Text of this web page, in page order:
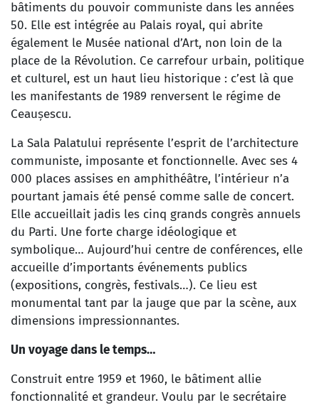
bâtiments du pouvoir communiste dans les années
50. Elle est intégrée au Palais royal, qui abrite
également le Musée national d’Art, non loin de la
place de la Révolution. Ce carrefour urbain, politique
et culturel, est un haut lieu historique : c’est là que
les manifestants de 1989 renversent le régime de
Ceaușescu.
La Sala Palatului représente l’esprit de l’architecture
communiste, imposante et fonctionnelle. Avec ses 4
000 places assises en amphithéâtre, l’intérieur n’a
pourtant jamais été pensé comme salle de concert.
Elle accueillait jadis les cinq grands congrès annuels
du Parti. Une forte charge idéologique et
symbolique… Aujourd’hui centre de conférences, elle
accueille d’importants événements publics
(expositions, congrès, festivals…). Ce lieu est
monumental tant par la jauge que par la scène, aux
dimensions impressionnantes.
Un voyage dans le temps…
Construit entre 1959 et 1960, le bâtiment allie
fonctionnalité et grandeur. Voulu par le secrétaire